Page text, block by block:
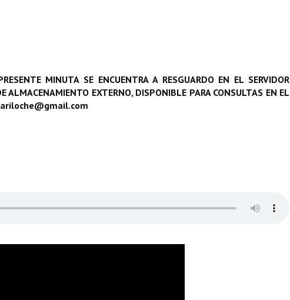
MINUTA SE ENCUENTRA A RESGUARDO EN EL SERVIDOR
ALMACENAMIENTO EXTERNO, DISPONIBLE PARA CONSULTAS EN EL